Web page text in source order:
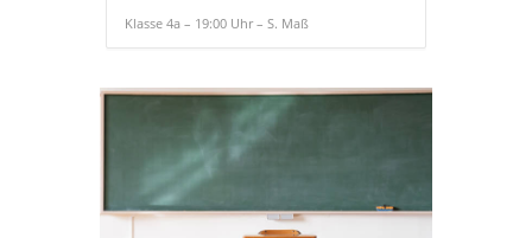
Klasse 4a – 19:00 Uhr – S. Maß